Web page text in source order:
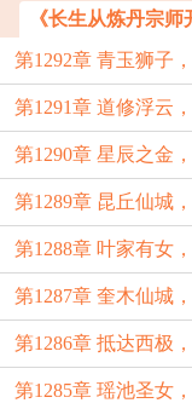
《长生从炼丹宗
第1292章 青玉狮子
第1291章 道修浮云
第1290章 星辰之金
第1289章 昆丘仙城
第1288章 叶家有女
第1287章 奎木仙城
第1286章 抵达西极
第1285章 瑶池圣女